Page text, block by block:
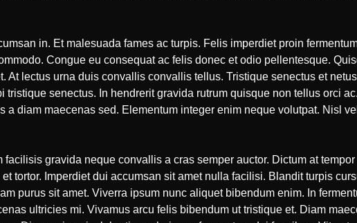
in. Et malesuada fames ac turpis. Felis imperdiet proin
Congue eu consequat ac felis donec et odio pellentesque.
At lectus urna duis convallis convallis tellus. Tristique senectus et
senectus. In hendrerit gravida rutrum quisque non tellus orci
diam maecenas sed. Elementum integer enim neque volutpat. Nisl
gravida neque convallis a cras semper auctor. Dictum at
tortor. Imperdiet dui accumsan sit amet nulla facilisi. Blandit turpis
purus sit amet. Viverra ipsum nunc aliquet bibendum enim. In
ultricies mi. Vivamus arcu felis bibendum ut tristique et. Diam